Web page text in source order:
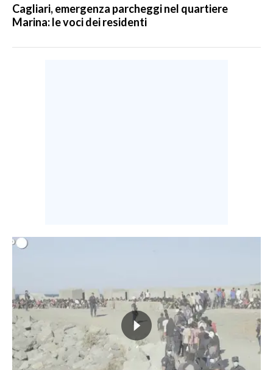
Cagliari, emergenza parcheggi nel quartiere
Marina: le voci dei residenti